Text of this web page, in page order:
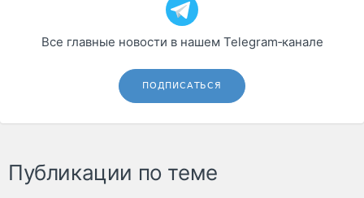
Все главные новости в нашем Telegram‑канале
ПОДПИСАТЬСЯ
Публикации по теме